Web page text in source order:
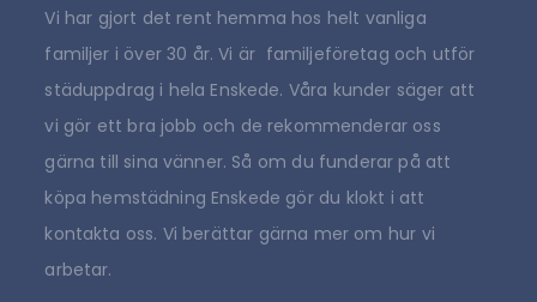
Vi har gjort det rent hemma hos helt vanliga
familjer i över 30 år. Vi är familjeföretag och utför
städuppdrag i hela Enskede. Våra kunder säger att
vi gör ett bra jobb och de rekommenderar oss
gärna till sina vänner. Så om du funderar på att
köpa hemstädning Enskede gör du klokt i att
kontakta oss. Vi berättar gärna mer om hur vi
arbetar.